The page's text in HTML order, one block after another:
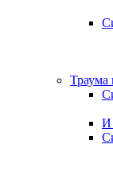
Траума
И